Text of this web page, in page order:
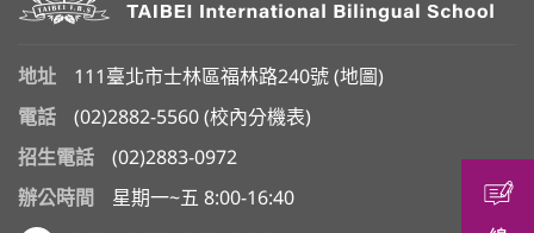
地址 111臺北市士林區福林路240號 (地圖 )
電話
(02)2882-5560 (校內分機表)
招生電話
(02)2883-0972
辦公時間
星期一~五 8:00-16:40